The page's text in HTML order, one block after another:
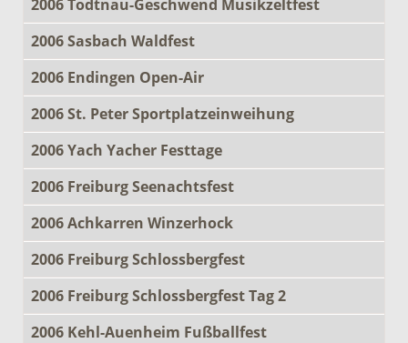
2006 Todtnau-Geschwend Musikzeltfest
2006 Sasbach Waldfest
2006 Endingen Open-Air
2006 St. Peter Sportplatzeinweihung
2006 Yach Yacher Festtage
2006 Freiburg Seenachtsfest
2006 Achkarren Winzerhock
2006 Freiburg Schlossbergfest
2006 Freiburg Schlossbergfest Tag 2
2006 Kehl-Auenheim Fußballfest